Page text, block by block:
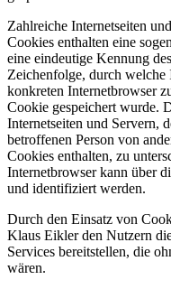
Zahlreiche Internetseiten
Cookies enthalten eine
eine eindeutige Kennung
Zeichenfolge, durch welche
konkreten Internetbrowser
Cookie gespeichert wurde.
Internetseiten und Servern,
betroffenen Person von
Cookies enthalten, zu
Internetbrowser kann über
und identifiziert werden.
Durch den Einsatz von
Klaus Eikler den Nutzern
Services bereitstellen, die
wären.